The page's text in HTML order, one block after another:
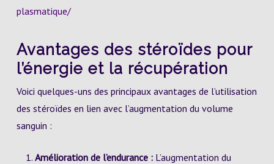
plasmatique/
Avantages des stéroïdes pour
l’énergie et la récupération
Voici quelques-uns des principaux avantages de l’utilisation
des stéroïdes en lien avec l’augmentation du volume
sanguin :
Amélioration de l’endurance :L’augmentation du